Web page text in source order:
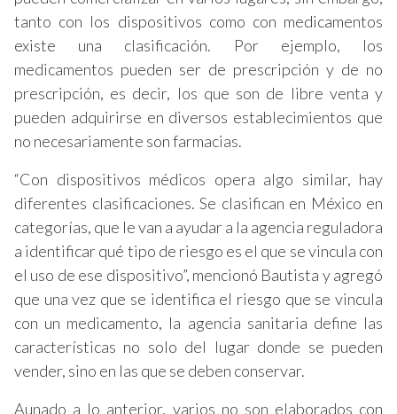
tanto con los dispositivos como con medicamentos
existe una clasificación. Por ejemplo, los
medicamentos pueden ser de prescripción y de no
prescripción, es decir, los que son de libre venta y
pueden adquirirse en diversos establecimientos que
no necesariamente son farmacias.
“Con dispositivos médicos opera algo similar, hay
diferentes clasificaciones. Se clasifican en México en
categorías, que le van a ayudar a la agencia reguladora
a identificar qué tipo de riesgo es el que se vincula con
el uso de ese dispositivo”, mencionó Bautista y agregó
que una vez que se identifica el riesgo que se vincula
con un medicamento, la agencia sanitaria define las
características no solo del lugar donde se pueden
vender, sino en las que se deben conservar.
Aunado a lo anterior, varios no son elaborados con